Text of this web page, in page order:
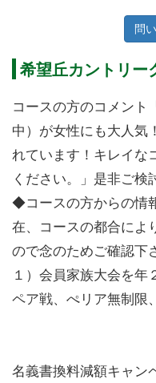
問
希望丘カントリー
コースの方のコメント
中）が女性にも大人気
れています！キレイな
ください。」是非ご検
◆コースの方からの情
在、コースの都合によ
ので念のためご確認下
１）会員家族大会を
ペア戦、ぺリア無制限
名義書換料減額キャン